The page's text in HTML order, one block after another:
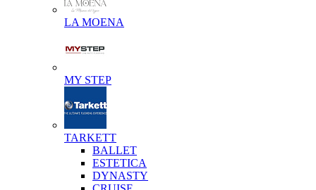
LA MOENA
MY STEP
TARKETT
BALLET
ESTETICA
DYNASTY